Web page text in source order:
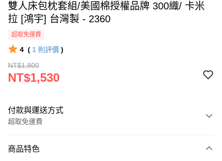
雙人床包枕套組/美國棉授權品牌 300織/ 卡米
拉 [鴻宇] 台灣製 - 2360
超取免運費
4 ( 1 則評價 )
NT$1,800
NT$1,530
付款與運送方式
超取免運費
信用卡一次付款
商品特色